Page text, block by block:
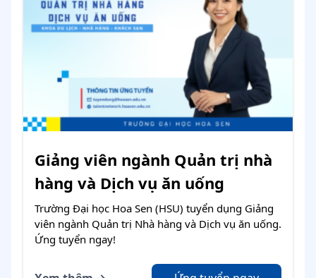
Giảng viên ngành Quản trị nhà
hàng và Dịch vụ ăn uống
Trường Đại học Hoa Sen (HSU) tuyển dụng Giảng
viên ngành Quản trị Nhà hàng và Dịch vụ ăn uống.
Ứng tuyển ngay!